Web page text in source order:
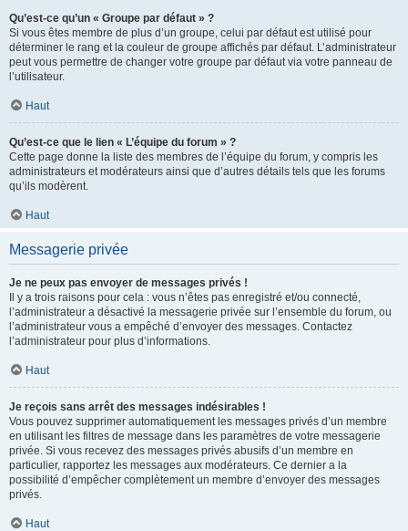
Qu’est-ce qu’un « Groupe par défaut » ?
Si vous êtes membre de plus d’un groupe, celui par défaut est utilisé pour
déterminer le rang et la couleur de groupe affichés par défaut. L’administrateur
peut vous permettre de changer votre groupe par défaut via votre panneau de
l’utilisateur.
Haut
Qu’est-ce que le lien « L’équipe du forum » ?
Cette page donne la liste des membres de l’équipe du forum, y compris les
administrateurs et modérateurs ainsi que d’autres détails tels que les forums
qu’ils modèrent.
Haut
Messagerie privée
Je ne peux pas envoyer de messages privés !
Il y a trois raisons pour cela : vous n’êtes pas enregistré et/ou connecté,
l’administrateur a désactivé la messagerie privée sur l’ensemble du forum, ou
l’administrateur vous a empêché d’envoyer des messages. Contactez
l’administrateur pour plus d’informations.
Haut
Je reçois sans arrêt des messages indésirables !
Vous pouvez supprimer automatiquement les messages privés d’un membre
en utilisant les filtres de message dans les paramètres de votre messagerie
privée. Si vous recevez des messages privés abusifs d’un membre en
particulier, rapportez les messages aux modérateurs. Ce dernier a la
possibilité d’empêcher complètement un membre d’envoyer des messages
privés.
Haut